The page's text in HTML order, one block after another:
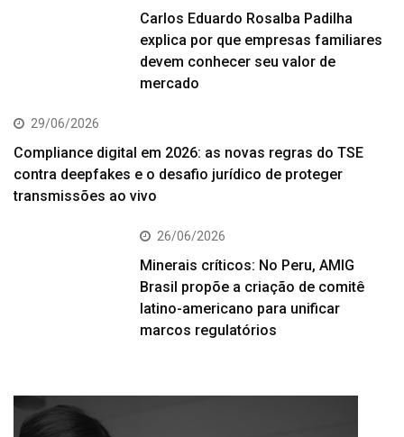
Carlos Eduardo Rosalba Padilha
explica por que empresas familiares
devem conhecer seu valor de
mercado
29/06/2026
Compliance digital em 2026: as novas regras do TSE
contra deepfakes e o desafio jurídico de proteger
transmissões ao vivo
26/06/2026
Minerais críticos: No Peru, AMIG
Brasil propõe a criação de comitê
latino-americano para unificar
marcos regulatórios